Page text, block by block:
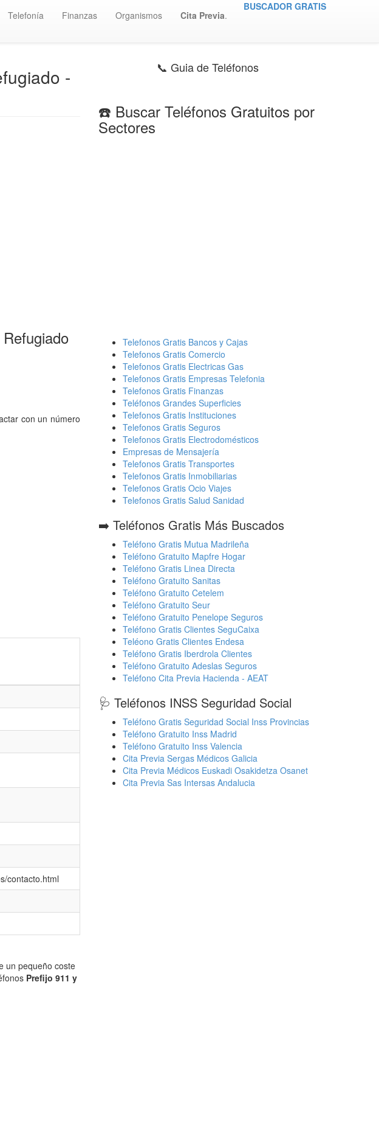
Telefonía Finanzas Organismos Cita Previa.
BUSCADOR GRATIS
-
con un número
contacto.html
un pequeño coste
Prefijo 911 y
📞 Guia de Teléfonos
☎️ Buscar Teléfonos Gratuitos por
Sectores
Telefonos Gratis Bancos y Cajas
Telefonos Gratis Comercio
Telefonos Gratis Electricas Gas
Telefonos Gratis Empresas Telefonia
Telefonos Gratis Finanzas
Teléfonos Grandes Superficies
Telefonos Gratis Instituciones
Telefonos Gratis Seguros
Telefonos Gratis Electrodomésticos
Empresas de Mensajería
Telefonos Gratis Transportes
Telefonos Gratis Inmobiliarias
Telefonos Gratis Ocio Viajes
Telefonos Gratis Salud Sanidad
➡️ Teléfonos Gratis Más Buscados
Teléfono Gratis Mutua Madrileña
Teléfono Gratuito Mapfre Hogar
Teléfono Gratis Linea Directa
Teléfono Gratuito Sanitas
Teléfono Gratuito Cetelem
Teléfono Gratuito Seur
Teléfono Gratuito Penelope Seguros
Teléfono Gratis Clientes SeguCaixa
Teléono Gratis Clientes Endesa
Teléfono Gratis Iberdrola Clientes
Teléfono Gratuito Adeslas Seguros
Teléfono Cita Previa Hacienda - AEAT
🩺 Teléfonos INSS Seguridad Social
Teléfono Gratis Seguridad Social Inss Provincias
Teléfono Gratuito Inss Madrid
Teléfono Gratuito Inss Valencia
Cita Previa Sergas Médicos Galicia
Cita Previa Médicos Euskadi Osakidetza Osanet
Cita Previa Sas Intersas Andalucia